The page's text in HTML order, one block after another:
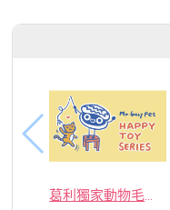
葛利獨家動物毛逗貓棒